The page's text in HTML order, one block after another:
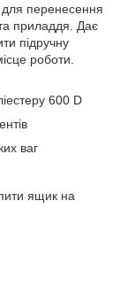
для перенесення
приладдя. Дає
підручну
роботи.
600 D
ваг
ящик на